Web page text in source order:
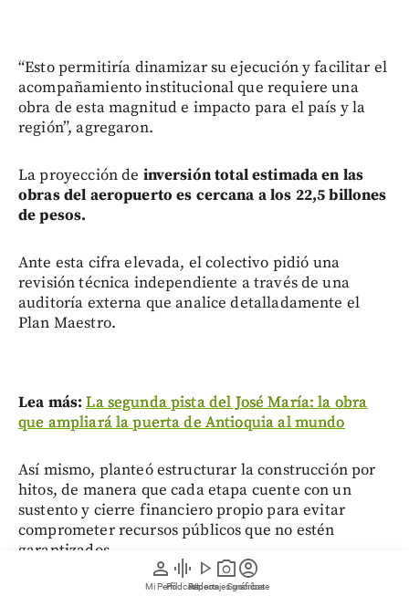
person
Mi Perfil
graphic_eq
Pódcast
play_arrow
Videos
photo_camera
Reportajes gráficos
account_circle
Suscríbete
“Esto permitiría dinamizar su ejecución y facilitar el
acompañamiento institucional que requiere una
obra de esta magnitud e impacto para el país y la
región”, agregaron.
La proyección de inversión total estimada en las
obras del aeropuerto es cercana a los 22,5 billones
de pesos.
Ante esta cifra elevada, el colectivo pidió una
revisión técnica independiente a través de una
auditoría externa que analice detalladamente el
Plan Maestro.
Lea más:La segunda pista del José María: la obra
que ampliará la puerta de Antioquia al mundo
Así mismo, planteó estructurar la construcción por
hitos, de manera que cada etapa cuente con un
sustento y cierre financiero propio para evitar
comprometer recursos públicos que no estén
garantizados.